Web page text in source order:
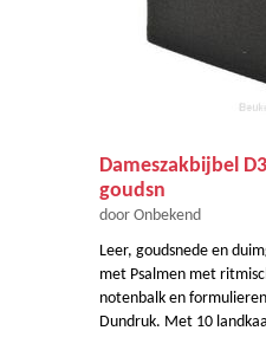
Dameszakbijbel
goudsn
door Onbekend
Leer, goudsnede en
met Psalmen met
notenbalk en
Dundruk. Met 10